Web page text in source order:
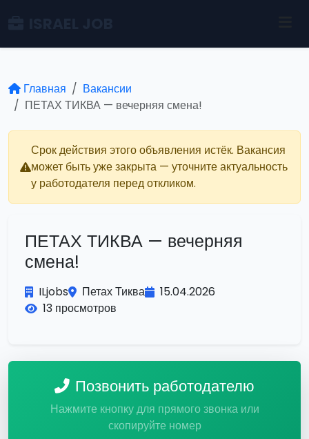
Главная
Вакансии
ПЕТАХ ТИКВА — вечерняя смена!
Срок действия этого объявления истёк. Вакансия
может быть уже закрыта — уточните актуальность
у работодателя перед откликом.
ПЕТАХ ТИКВА — вечерняя
смена!
ILjobs Петах Тиква
15.04.2026
13 просмотров
Позвонить работодателю
Нажмите кнопку для прямого звонка или
скопируйте номер